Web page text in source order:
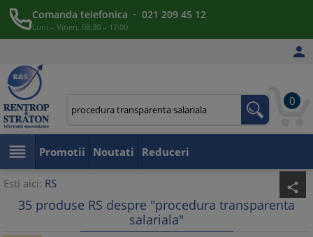
Comanda telefonica · 021 209 45 12
Luni – Vineri, 08:30 – 17:00

0
 Promotii Noutati Reduceri
Esti aici: RS share
35 produse RS despre "procedura transparenta
salariala"